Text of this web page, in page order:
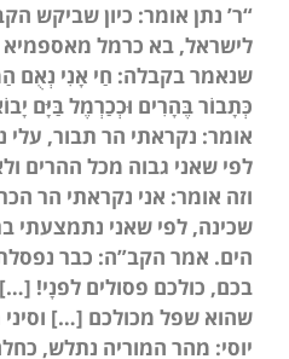
“ר’ נתן אומר: כיון שביקש
לישראל, בא כרמל מאספמיא
שנאמר בקבלה: חַי אָנִי נְאֻם
כְּתָבוֹר בֶּהָרִים וּכְכַרְמֶל בַּיָּם
אומר: נקראתי הר תבור,
לפי שאני גבוה מכל ההרים
וזה אומר: אני נקראתי הר
שכינה, לפי שאני נתמצעתי
הים. אמר הקב”ה: כבר
בכם, כולכם פסולים לפנָי! […]
שהוא שפל מכולכם […] וסיני
יוסי: מהר המוריה נתלש,